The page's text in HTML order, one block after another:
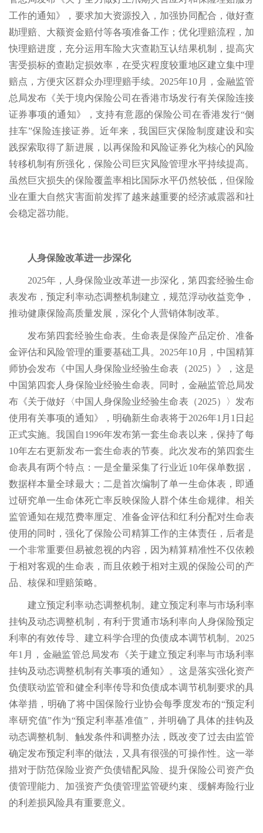
工作的通知》，要求加大资源投入，加强协同配合，做好查
勘理赔、大额资金赔付等各项准备工作；优化理赔流程，加
快理赔进度，充分运用车险大灾查勘互认结果机制，提高灾
害受损标的查勘定损效率，在受灾程度较重地区建立集中理
赔点，方便灾区群众办理理赔手续。2025年10月，金融监管
总局发布《关于境内保险公司在香港市场发行有关保险连接
证券事项的通知》，支持有意愿的保险公司在香港发行“侧
挂车”保险连接证券。近年来，我国巨灾保险制度建设和实
践探索取得了新进展，以再保险和风险证券化为核心的风险
转移机制有所强化，保险公司巨灾风险管理水平持续提高。
虽然巨灾损失的保险覆盖率相比国际水平仍然较低，但保险
业在重大自然灾害面前发挥了越来越重要的经济减震器和社
会稳定器功能。
人身保险改革进一步深化
2025年，人身保险业改革进一步深化，第四套经验生命
表发布，预定利率动态调整机制建立，规范浮动收益竞争，
推动健康保险高质量发展，深化个人营销体制改革。
发布第四套经验生命表。生命表是保险产品定价、准备
金评估和风险管理的重要基础工具。2025年10月，中国精算
师协会发布《中国人身保险业经验生命表（2025）》，这是
中国第四套人身保险业经验生命表。同时，金融监管总局发
布《关于做好〈中国人身保险业经验生命表（2025）〉发布
使用有关事项的通知》，明确新生命表将于2026年1月1日起
正式实施。我国自1996年发布第一套生命表以来，保持了每
10年左右更新发布一套生命表的节奏。此次发布的第四套生
命表具有两个特点：一是全量采集了行业近10年保单数据，
数据样本量全球最大；二是首次编制了单一生命体表，即通
过研究单一生命体死亡率反映保险人群个体生命规律。相关
监管通知在规范费率厘定、准备金评估和红利分配对生命表
使用的同时，强化了保险公司精算工作的主体责任，后者是
一个非常重要但易被忽视的内容，因为精算精准性不仅依赖
于相对客观的生命表，而且依赖于相对主观的保险公司的产
品、核保和理赔策略。
建立预定利率动态调整机制。建立预定利率与市场利率
挂钩及动态调整机制，有利于贯通市场利率向人身保险预定
利率的有效传导、建立科学合理的负债成本调节机制。2025
年1月，金融监管总局发布《关于建立预定利率与市场利率
挂钩及动态调整机制有关事项的通知》。这是落实强化资产
负债联动监管和健全利率传导和负债成本调节机制要求的具
体举措，明确了将中国保险行业协会每季度发布的“预定利
率研究值”作为“预定利率基准值”，并明确了具体的挂钩及
动态调整机制、触发条件和调整办法，既改变了过去由监管
确定发布预定利率的做法，又具有很强的可操作性。这一举
措对于防范保险业资产负债错配风险、提升保险公司资产负
债管理能力、加强资产负债管理监管硬约束、缓解寿险行业
的利差损风险具有重要意义。